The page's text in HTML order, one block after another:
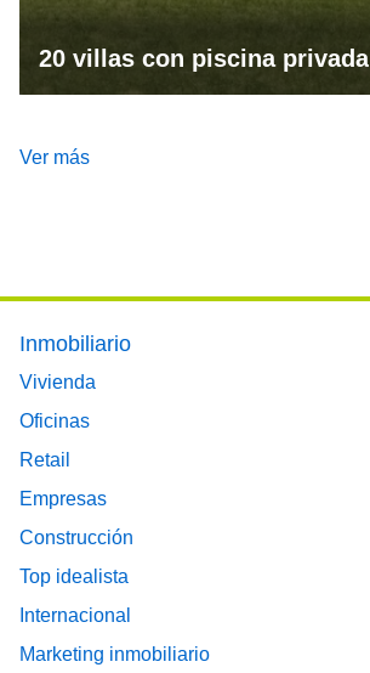
20 villas con piscina privada
Ver más
Footer main menu
Inmobiliario
Vivienda
Oficinas
Retail
Empresas
Construcción
Top idealista
Internacional
Marketing inmobiliario